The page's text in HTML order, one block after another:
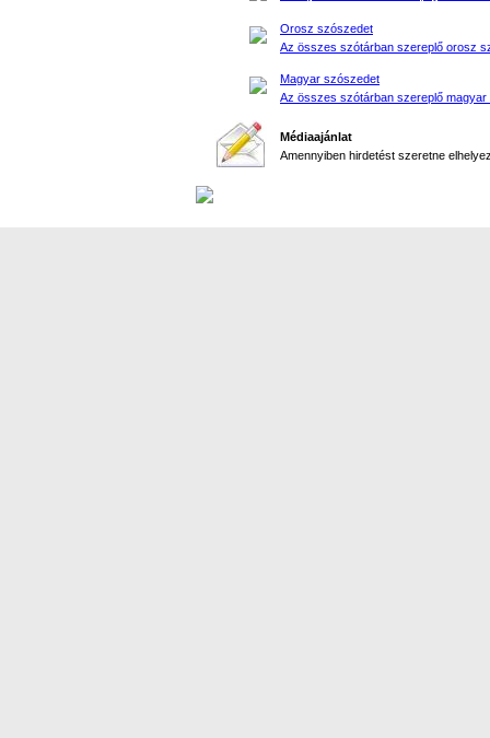
Orosz szószedet
Az összes szótárban szereplő orosz
Magyar szószedet
Az összes szótárban szereplő magyar
Médiaajánlat
Amennyiben hirdetést szeretne